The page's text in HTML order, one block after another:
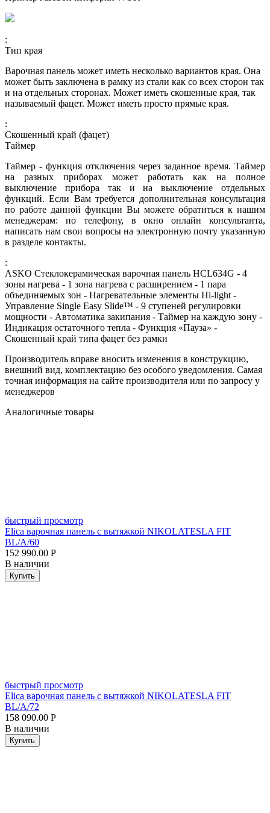
:
Тип края
Варочная панель может иметь несколько вариантов края. Она
может быть заключена в рамку из стали как со всех сторон так
и на отдельных сторонах. Может иметь скошенные края, так
называемый фацет. Может иметь просто прямые края.
:
Скошенный край (фацет)
Таймер
Таймер - функция отключения через заданное время. Таймер
на разных приборах может работать как на полное
выключение прибора так и на выключение отдельных
функций. Если Вам требуется дополнительная консультация
по работе данной функции Вы можете обратиться к нашим
менеджерам: по телефону, в окно онлайн консультанта,
написать нам свои вопросы на электронную почту указанную
в разделе контакты.
:
ASKO Стеклокерамическая варочная панель HCL634G - 4
зоны нагрева - 1 зона нагрева с расширением - 1 пара
объединяемых зон - Нагревательные элементы Hi-light -
Управление Single Easy Slide™ - 9 ступеней регулировки
мощности - Автоматика закипания - Таймер на каждую зону -
Индикация остаточного тепла - Функция «Пауза» -
Скошенный край типа фацет без рамки
Производитель вправе вносить изменения в конструкцию,
внешний вид, комплектацию без особого уведомления. Самая
точная информация на сайте производителя или по запросу у
менеджеров
Аналогичные товары
быстрый просмотр
Elica варочная панель с вытяжкой NIKOLATESLA FIT
BL/A/60
152 990.00 Р
В наличии
Купить
быстрый просмотр
Elica варочная панель с вытяжкой NIKOLATESLA FIT
BL/A/72
158 090.00 Р
В наличии
Купить